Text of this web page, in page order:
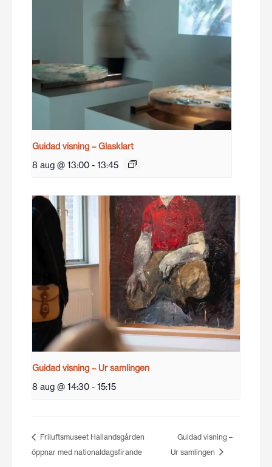
Guidad visning – Glasklart
8 aug @ 13:00 - 13:45
Guidad visning – Ur samlingen
8 aug @ 14:30 - 15:15
Friluftsmuseet Hallandsgården
öppnar med nationaldagsfirande
Guidad visning –
Ur samlingen